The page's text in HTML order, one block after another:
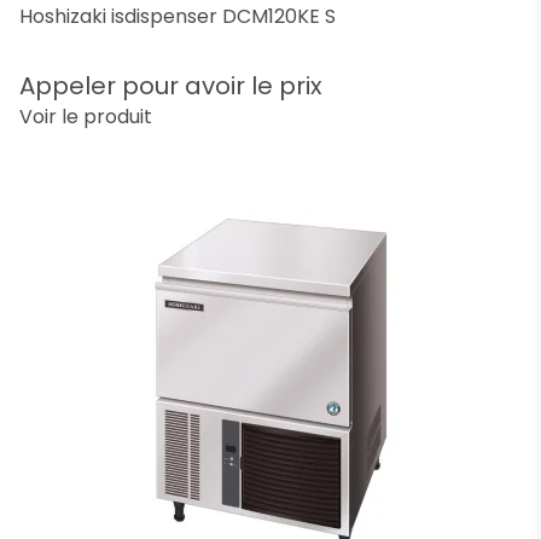
Hoshizaki isdispenser DCM120KE S
Appeler pour avoir le prix
Voir le produit